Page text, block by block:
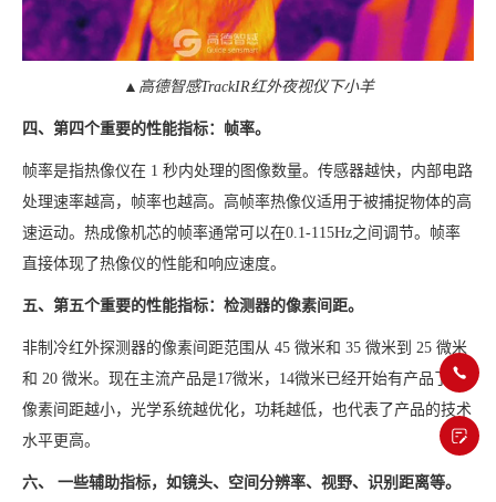
▲高德智感TrackIR红外夜视仪下小羊
四、第四个重要的性能指标：帧率。
帧率是指热像仪在 1 秒内处理的图像数量。传感器越快，内部电路
处理速率越高，帧率也越高。高帧率热像仪适用于被捕捉物体的高
速运动。热成像机芯的帧率通常可以在0.1-115Hz之间调节。帧率
直接体现了热像仪的性能和响应速度。
五、第五个重要的性能指标：检测器的像素间距。
非制冷红外探测器的像素间距范围从 45 微米和 35 微米到 25 微米
和 20 微米。现在主流产品是17微米，14微米已经开始有产品了。
像素间距越小，光学系统越优化，功耗越低，也代表了产品的技术
水平更高。
六、 一些辅助指标，如镜头、空间分辨率、视野、识别距离等。